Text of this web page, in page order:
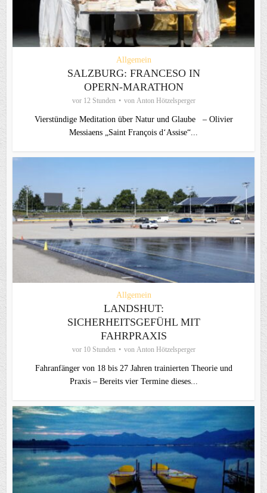
Allgemein
SALZBURG: FRANCESO IN
OPERN-MARATHON
vor 12 Stunden von Anton Hötzelsperger
Vierstündige Meditation über Natur und Glaube – Olivier
Messiaens „Saint François d‘Assise“...
Allgemein
LANDSHUT:
SICHERHEITSGEFÜHL MIT
FAHRPRAXIS
vor 10 Stunden von Anton Hötzelsperger
Fahranfänger von 18 bis 27 Jahren trainierten Theorie und
Praxis – Bereits vier Termine dieses...